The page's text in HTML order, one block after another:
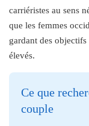
carriéristes au sens
que les femmes
gardant des objectifs
élevés.
Ce que
couple